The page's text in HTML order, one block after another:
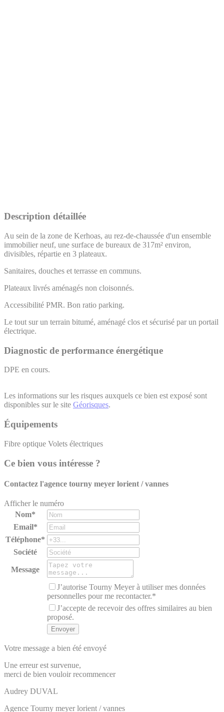
Description détaillée
Au sein de la zone de Kerhoas, au rez-de-chaussée d'un ensemble
immobilier neuf, une surface de bureaux de 317m² environ,
divisibles, répartie en 3 plateaux.
Sanitaires, douches et terrasse en communs.
Plateaux livrés aménagés non cloisonnés.
Accessibilité PMR. Bon ratio parking.
Le tout sur un terrain bitumé, aménagé clos et sécurisé par un portail
électrique.
Diagnostic de performance énergétique
DPE en cours.
Les informations sur les risques auxquels ce bien est exposé sont
disponibles sur le site Géorisques.
Équipements
Fibre optique Volets électriques
Ce bien vous intéresse ?
Contactez l'agence tourny meyer lorient / vannes
Afficher le numéro
Nom*
Email*
Téléphone*
Société
Message
J’autorise Tourny Meyer à utiliser mes données
personnelles pour me recontacter.*
J’accepte de recevoir des offres similaires au bien
proposé.
Votre message a bien été envoyé
Une erreur est survenue,
merci de bien vouloir recommencer
Audrey DUVAL
Agence Tourny meyer lorient / vannes